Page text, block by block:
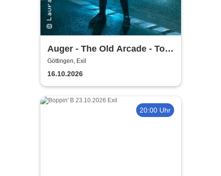
Auger - The Old Arcade - Tour
2026
Göttingen, Exil
16.10.2026
20:00 Uhr